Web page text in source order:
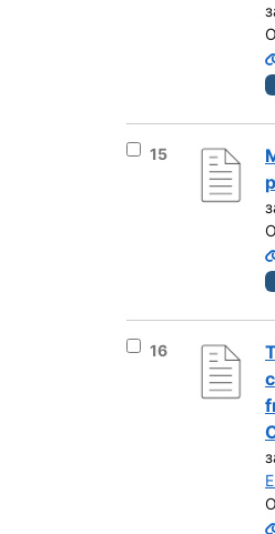
Вибрати
15
Вибрати
16